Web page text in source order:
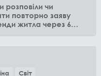
розповіли чи
повторно заяву
житла через 6
Світ